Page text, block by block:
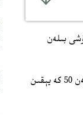
بىلەن
4 كۈن داۋاملىشىدىغان مەزكۇر يىغىندا، ئوتتۇرا ئاسىيا جۇمھۇرىيەتلىرىدىن ۋە تۈركىيىدىن كەلگەن 50 كە يېقىن